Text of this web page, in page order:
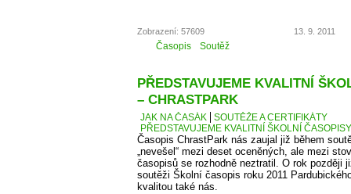
Zobrazení: 57609 13. 9. 2011
Časopis Soutěž
PŘEDSTAVUJEME KVALITNÍ
– CHRASTPARK
JAK NA ČASÁK
SOUTĚŽE A CERTIFIKÁTY
PŘEDSTAVUJEME KVALITNÍ ŠKOLNÍ
Časopis ChrastPark nás zaujal již během
„nevešel“ mezi deset oceněných, ale mezi
časopisů se rozhodně neztratil. O rok později
soutěži Školní časopis roku 2011
kvalitou také nás.